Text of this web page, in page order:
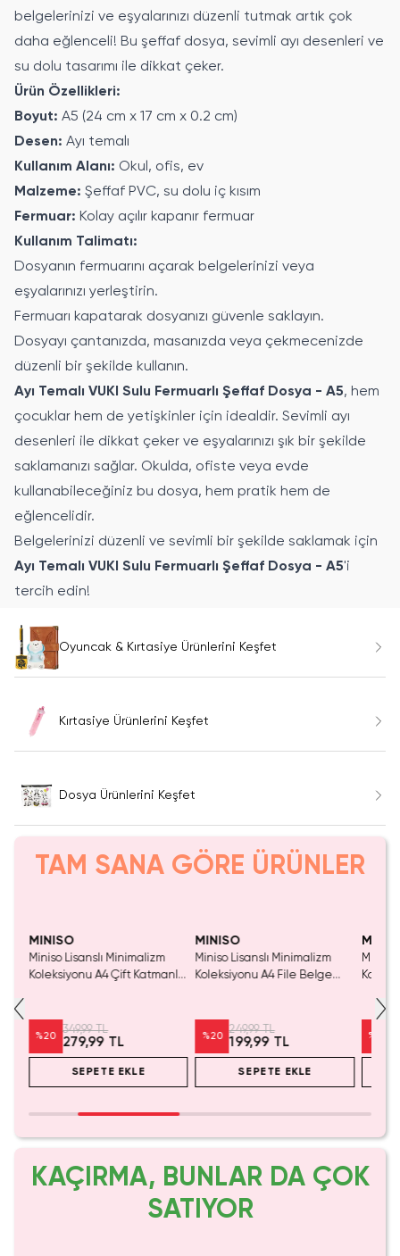
belgelerinizi ve eşyalarınızı düzenli tutmak artık çok
daha eğlenceli! Bu şeffaf dosya, sevimli ayı desenleri ve
su dolu tasarımı ile dikkat çeker.
Ürün Özellikleri:
Boyut: A5 (24 cm x 17 cm x 0.2 cm)
Desen: Ayı temalı
Kullanım Alanı: Okul, ofis, ev
Malzeme: Şeffaf PVC, su dolu iç kısım
Fermuar: Kolay açılır kapanır fermuar
Kullanım Talimatı:
Dosyanın fermuarını açarak belgelerinizi veya
eşyalarınızı yerleştirin.
Fermuarı kapatarak dosyanızı güvenle saklayın.
Dosyayı çantanızda, masanızda veya çekmecenizde
düzenli bir şekilde kullanın.
Ayı Temalı VUKI Sulu Fermuarlı Şeffaf Dosya - A5, hem
çocuklar hem de yetişkinler için idealdir. Sevimli ayı
desenleri ile dikkat çeker ve eşyalarınızı şık bir şekilde
saklamanızı sağlar. Okulda, ofiste veya evde
kullanabileceğiniz bu dosya, hem pratik hem de
eğlencelidir.
Belgelerinizi düzenli ve sevimli bir şekilde saklamak için
Ayı Temalı VUKI Sulu Fermuarlı Şeffaf Dosya - A5'i
tercih edin!
Oyuncak & Kırtasiye Ürünlerini Keşfet
Kırtasiye Ürünlerini Keşfet
Dosya Ürünlerini Keşfet
TAM SANA GÖRE ÜRÜNLER
MINISO
Miniso Lisanslı Minimalizm
Koleksiyonu A4 Çift Katmanlı
%20
349,99 TL
279,99 TL
SEPETE EKLE
MINISO
Miniso Lisanslı Minimalizm
Koleksiyonu A4 File Belge
%20
249,99 TL
199,99 TL
SEPETE EKLE
Miniso
%
KAÇIRMA, BUNLAR DA ÇOK
SATIYOR